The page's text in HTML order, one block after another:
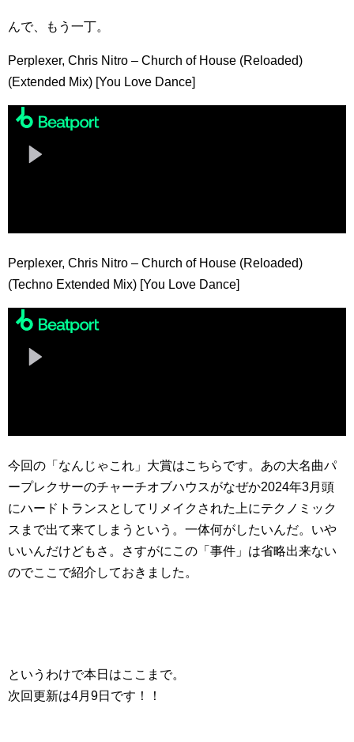
んで、もう一丁。
Perplexer, Chris Nitro – Church of House (Reloaded)
(Extended Mix) [You Love Dance]
Perplexer, Chris Nitro – Church of House (Reloaded)
(Techno Extended Mix) [You Love Dance]
今回の「なんじゃこれ」大賞はこちらです。あの大名曲パ
ープレクサーのチャーチオブハウスがなぜか2024年3月頭
にハードトランスとしてリメイクされた上にテクノミック
スまで出て来てしまうという。一体何がしたいんだ。いや
いいんだけどもさ。さすがにこの「事件」は省略出来ない
のでここで紹介しておきました。
というわけで本日はここまで。
次回更新は4月9日です！！